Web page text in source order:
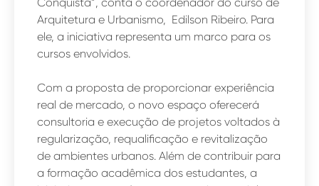
Arquitetura e Urbanismo, Edilson Ribeiro. Para
ele, a iniciativa representa um marco para os
cursos envolvidos.
Com a proposta de proporcionar experiência
real de mercado, o novo espaço oferecerá
consultoria e execução de projetos voltados à
regularização, requalificação e revitalização
de ambientes urbanos. Além de contribuir para
a formação acadêmica dos estudantes, a